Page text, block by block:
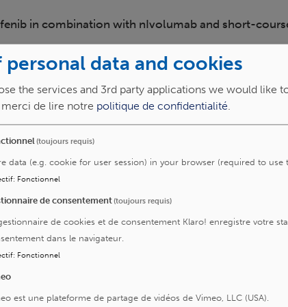
in combination with nIvolumab and short-
Pathologie
tumeur maligne du rectum
Promoteur
INSTITUT JULES BORDET
cardio-vasculaire
Registry ( ROPAC III )
sans précision
SOCIETY OF CARDIOLOGY
personal data and cookies
the services and 3rd party applications we would like
merci de lire notre politique de confidentialité.
(toujours requis)
data (e.g. cookie for user session) in your browser (required to use
: Fonctionnel
de consentement(toujours requis)
de cookies et de consentement Klaro! enregistre votre
dans le navigateur.
: Fonctionnel
est une plateforme de partage de vidéos de Vimeo, LLC (USA).